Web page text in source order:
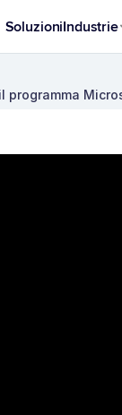
SoluzioniIndustrie
programma